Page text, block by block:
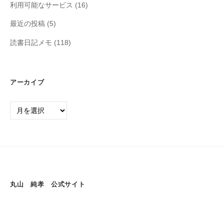
利用可能なサービス (16)
最近の投稿 (5)
読書日記メモ (118)
アーカイブ
丸山 純孝 公式サイト